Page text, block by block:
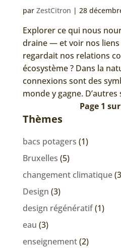
par ZestCitron | 28
Explorer ce qui nous
draine — et voir nos
regardait nos relations
écosystème ? Dans la
connexions sont des
monde y gagne.
Page 1
Thèmes
bacs potagers (1)
Bruxelles (5)
changement climatique
Design (3)
design régénératif(1)
eau (3)
enseignement(2)